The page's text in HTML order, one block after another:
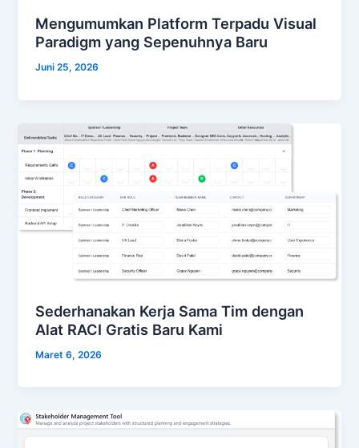
Mengumumkan Platform Terpadu Visual
Paradigm yang Sepenuhnya Baru
Juni 25, 2026
Sederhanakan Kerja Sama Tim dengan
Alat RACI Gratis Baru Kami
Maret 6, 2026